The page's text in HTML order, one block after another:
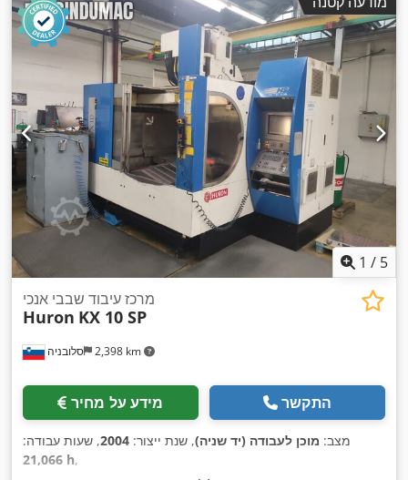
דרגת פליטה:יורו 6 , מתלה:אחר, שנת ייצור:2020, שעות עבודה:
3,562 h
, תא נהג:אחר, דלק:דיזל, ציוד:מסילות גומי, מערכת
אימובילייזר, פנסים נוספים,
1 / 5
סלובניה 2,398 km
מרכז עיבוד שבבי אנכי
Huron KX 10 SP
מידע על מחיר התקשר
מצב: מוכן לעבודה (יד שניה), שנת ייצור: 2004, שעות עבודה:
21,066 h,